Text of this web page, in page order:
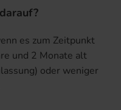
es zum Zeitpunkt
und 2 Monate alt
oder weniger